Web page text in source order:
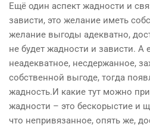
Ещё один аспект жадности и
зависти, это желание иметь
желание выгоды адекватно,
не будет жадности и зависти. А
неадекватное, несдержанное,
собственной выгоде, тогда
жадность.И какие тут можно
жадности – это бескорыстие и
что непривязанное, опять же,